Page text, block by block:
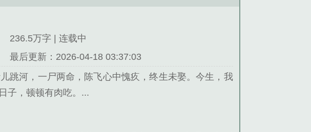
236.5万字 | 连载中
最后更新：2026-04-18 03:37:03
跳河，一尸两命，陈飞心中愧疚，终生未娶。今生，我
子，顿顿有肉吃。...
市类小说。